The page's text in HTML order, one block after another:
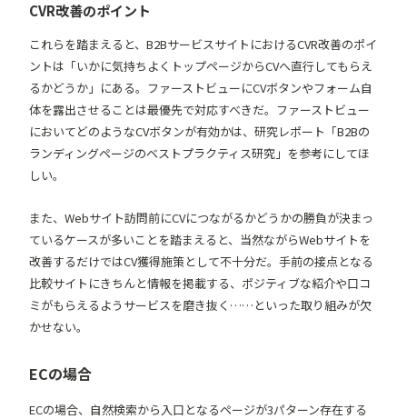
CVR改善のポイント
これらを踏まえると、B2BサービスサイトにおけるCVR改善のポイ
ントは「いかに気持ちよくトップページからCVへ直行してもらえ
るかどうか」にある。ファーストビューにCVボタンやフォーム自
体を露出させることは最優先で対応すべきだ。ファーストビュー
においてどのようなCVボタンが有効かは、研究レポート「B2Bの
ランディングページのベストプラクティス研究 」を参考にしてほ
しい。
また、Webサイト訪問前にCVにつながるかどうかの勝負が決まっ
ているケースが多いことを踏まえると、当然ながらWebサイトを
改善するだけではCV獲得施策として不十分だ。手前の接点となる
比較サイトにきちんと情報を掲載する、ポジティブな紹介や口コ
ミがもらえるようサービスを磨き抜く……といった取り組みが欠
かせない。
ECの場合
ECの場合、自然検索から入口となるページが3パターン存在する